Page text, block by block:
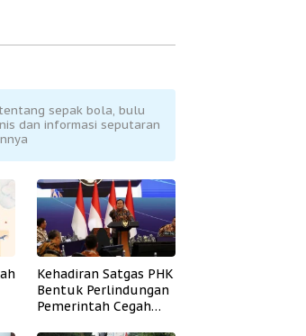
sepak bola, bulu
dan informasi seputaran
Kehadiran Satgas PHK
Bentuk Perlindungan
Pemerintah Cegah